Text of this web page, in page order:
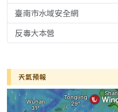
臺南市水域安全網
反毒大本營
天氣預報